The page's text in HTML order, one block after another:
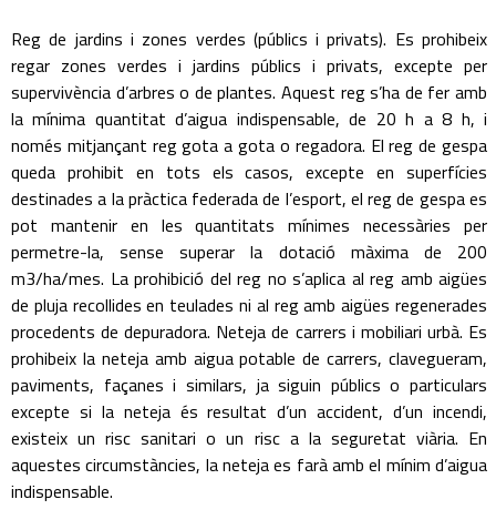
Reg de jardins i zones verdes (públics i privats). Es prohibeix
regar zones verdes i jardins públics i privats, excepte per
supervivència d’arbres o de plantes. Aquest reg s’ha de fer amb
la mínima quantitat d’aigua indispensable, de 20 h a 8 h, i
només mitjançant reg gota a gota o regadora. El reg de gespa
queda prohibit en tots els casos, excepte en superfícies
destinades a la pràctica federada de l’esport, el reg de gespa es
pot mantenir en les quantitats mínimes necessàries per
permetre-la, sense superar la dotació màxima de 200
m3/ha/mes. La prohibició del reg no s’aplica al reg amb aigües
de pluja recollides en teulades ni al reg amb aigües regenerades
procedents de depuradora. Neteja de carrers i mobiliari urbà. Es
prohibeix la neteja amb aigua potable de carrers, clavegueram,
paviments, façanes i similars, ja siguin públics o particulars
excepte si la neteja és resultat d’un accident, d’un incendi,
existeix un risc sanitari o un risc a la seguretat viària. En
aquestes circumstàncies, la neteja es farà amb el mínim d’aigua
indispensable.